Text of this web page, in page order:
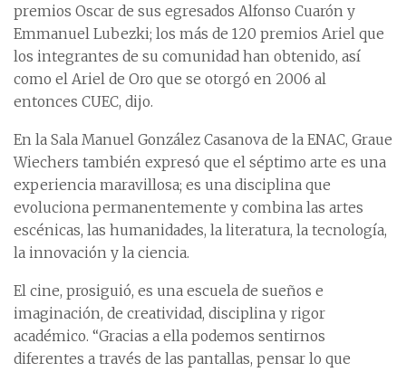
premios Oscar de sus egresados Alfonso Cuarón y
Emmanuel Lubezki; los más de 120 premios Ariel que
los integrantes de su comunidad han obtenido, así
como el Ariel de Oro que se otorgó en 2006 al
entonces CUEC, dijo.
En la Sala Manuel González Casanova de la ENAC, Graue
Wiechers también expresó que el séptimo arte es una
experiencia maravillosa; es una disciplina que
evoluciona permanentemente y combina las artes
escénicas, las humanidades, la literatura, la tecnología,
la innovación y la ciencia.
El cine, prosiguió, es una escuela de sueños e
imaginación, de creatividad, disciplina y rigor
académico. “Gracias a ella podemos sentirnos
diferentes a través de las pantallas, pensar lo que